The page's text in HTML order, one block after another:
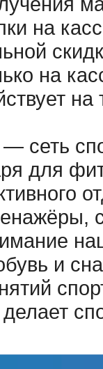
на
на
— сеть
для
и
делает